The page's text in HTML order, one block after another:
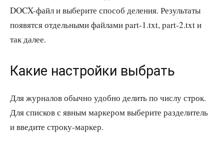
DOCX-файл и выберите способ деления. Результаты
появятся отдельными файлами part-1.txt, part-2.txt и
так далее.
Какие настройки выбрать
Для журналов обычно удобно делить по числу строк.
Для списков с явным маркером выберите разделитель
и введите строку-маркер.